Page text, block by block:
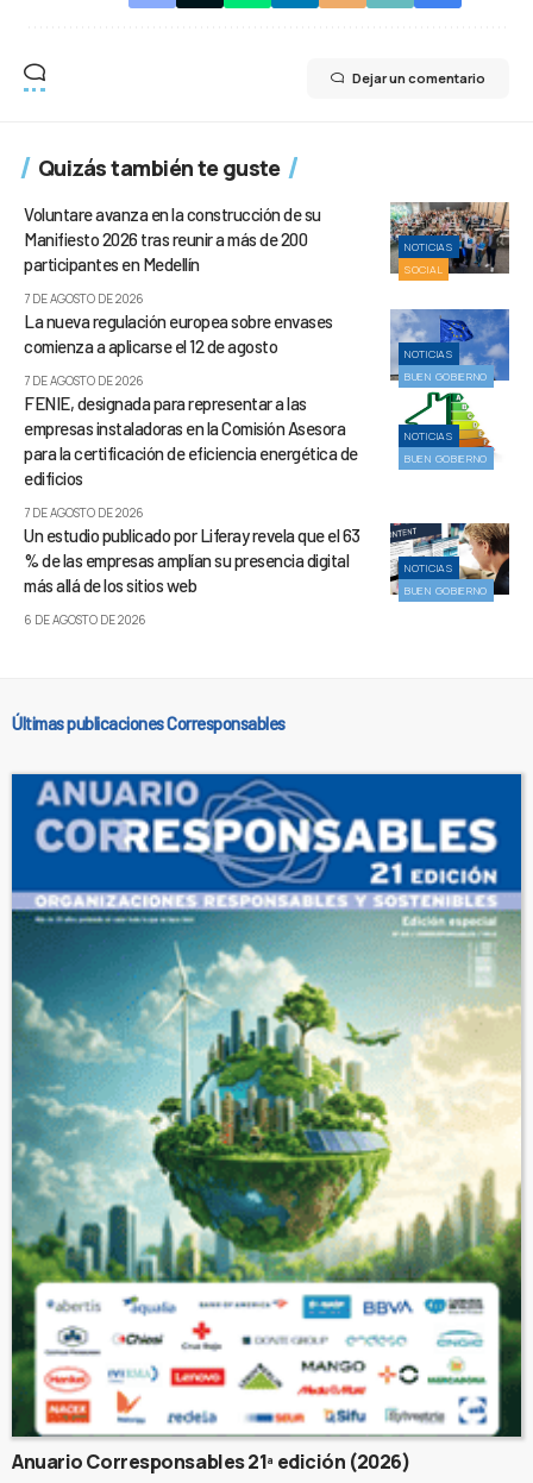
Dejar un comentario
Quizás también te guste
NOTICIAS
SOCIAL
Voluntare avanza en la construcción de su
Manifiesto 2026 tras reunir a más de 200
participantes en Medellín
7 DE AGOSTO DE 2026
NOTICIAS
BUEN GOBIERNO
La nueva regulación europea sobre envases
comienza a aplicarse el 12 de agosto
7 DE AGOSTO DE 2026
NOTICIAS
BUEN GOBIERNO
FENIE, designada para representar a las
empresas instaladoras en la Comisión Asesora
para la certificación de eficiencia energética de
edificios
7 DE AGOSTO DE 2026
NOTICIAS
BUEN GOBIERNO
Un estudio publicado por Liferay revela que el 63
% de las empresas amplían su presencia digital
más allá de los sitios web
6 DE AGOSTO DE 2026
Últimas publicaciones Corresponsables
Anuario Corresponsables 21ª edición (2026)